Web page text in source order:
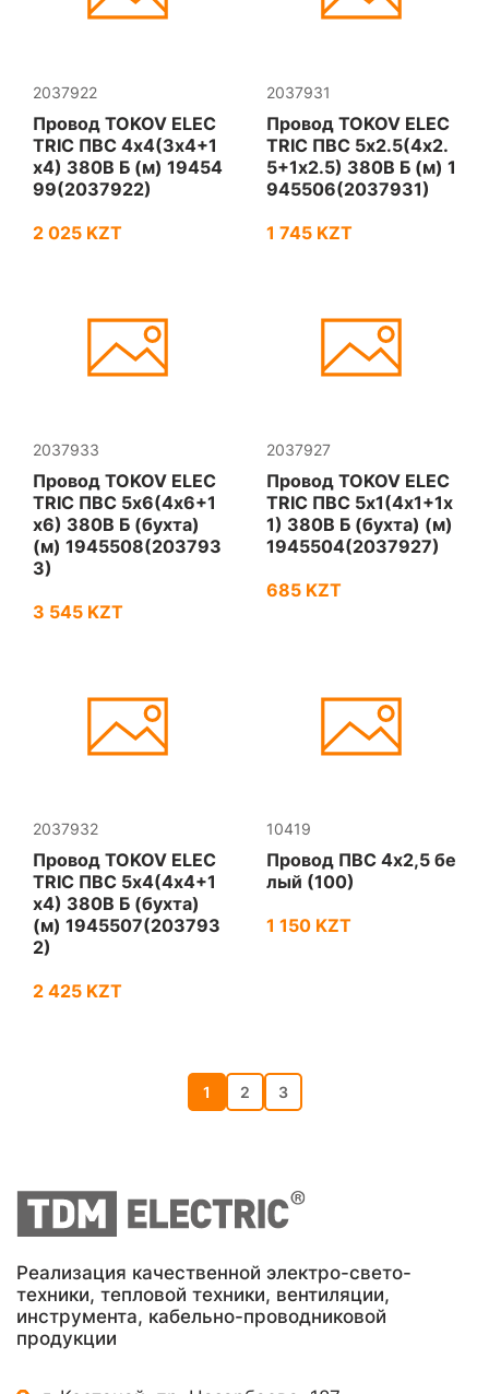
2037922
Провод TOKOV ELEC
TRIC ПВС 4х4(3х4+1
х4) 380В Б (м) 19454
99(2037922)
2 025 KZT
2037931
Провод TOKOV ELEC
TRIC ПВС 5х2.5(4х2.
5+1х2.5) 380В Б (м) 1
945506(2037931)
1 745 KZT
2037933
Провод TOKOV ELEC
TRIC ПВС 5х6(4х6+1
х6) 380В Б (бухта)
(м) 1945508(203793
3)
3 545 KZT
2037927
Провод TOKOV ELEC
TRIC ПВС 5х1(4х1+1х
1) 380В Б (бухта) (м)
1945504(2037927)
685 KZT
2037932
Провод TOKOV ELEC
TRIC ПВС 5х4(4х4+1
х4) 380В Б (бухта)
(м) 1945507(203793
2)
2 425 KZT
10419
Провод ПВС 4х2,5 бе
лый (100)
1 150 KZT
1 2 3
Реализация качественной электро-свето-
техники, тепловой техники, вентиляции,
инструмента, кабельно-проводниковой
продукции